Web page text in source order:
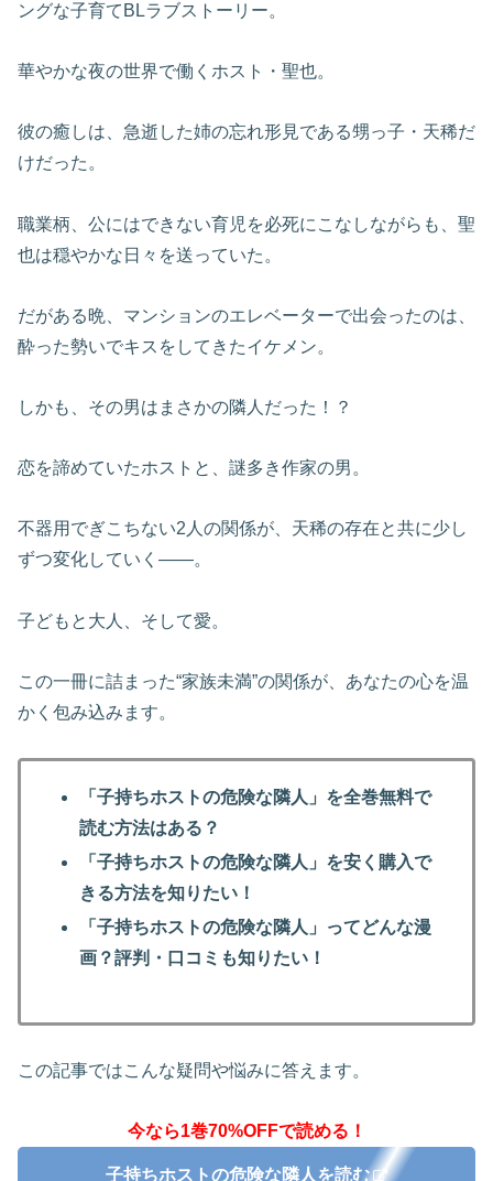
ングな子育てBLラブストーリー。
華やかな夜の世界で働くホスト・聖也。
彼の癒しは、急逝した姉の忘れ形見である甥っ子・天稀だ
けだった。
職業柄、公にはできない育児を必死にこなしながらも、聖
也は穏やかな日々を送っていた。
だがある晩、マンションのエレベーターで出会ったのは、
酔った勢いでキスをしてきたイケメン。
しかも、その男はまさかの隣人だった！？
恋を諦めていたホストと、謎多き作家の男。
不器用でぎこちない2人の関係が、天稀の存在と共に少し
ずつ変化していく――。
子どもと大人、そして愛。
この一冊に詰まった“家族未満”の関係が、あなたの心を温
かく包み込みます。
「子持ちホストの危険な隣人」を全巻無料で
読む方法はある？
「子持ちホストの危険な隣人」を安く購入で
きる方法を知りたい！
「子持ちホストの危険な隣人」ってどんな漫
画？評判・口コミも知りたい！
この記事ではこんな疑問や悩みに答えます。
今なら1巻70%OFFで読める！
子持ちホストの危険な隣人を読む